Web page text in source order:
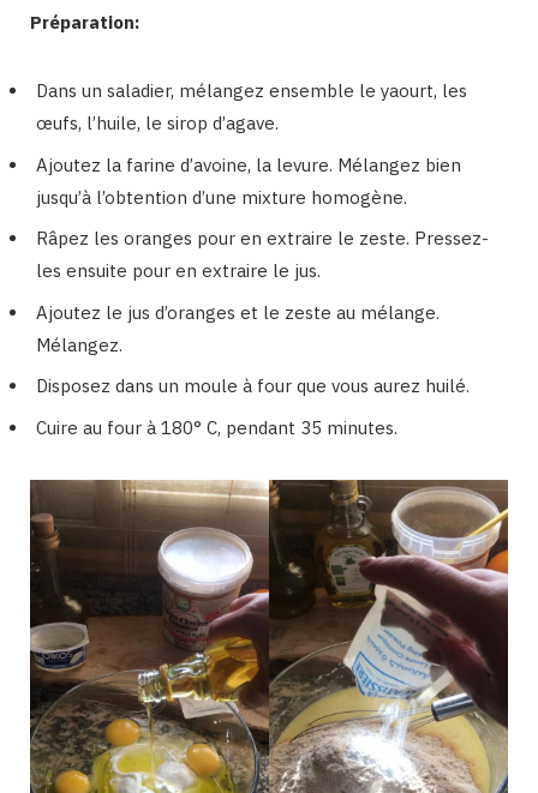
Préparation:
Dans un saladier, mélangez ensemble le yaourt, les
œufs, l’huile, le sirop d’agave.
Ajoutez la farine d’avoine, la levure. Mélangez bien
jusqu’à l’obtention d’une mixture homogène.
Râpez les oranges pour en extraire le zeste. Pressez-
les ensuite pour en extraire le jus.
Ajoutez le jus d’oranges et le zeste au mélange.
Mélangez.
Disposez dans un moule à four que vous aurez huilé.
Cuire au four à 180° C, pendant 35 minutes.